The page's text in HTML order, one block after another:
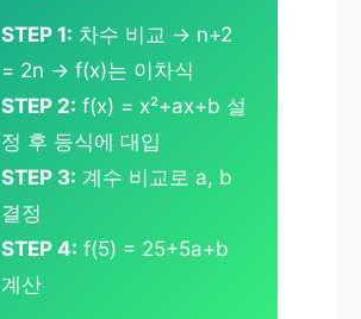
STEP 1: 차수 비교 → n+2
= 2n → f(x)는 이차식
STEP 2: f(x) = x²+ax+b 설
정 후 등식에 대입
STEP 3: 계수 비교로 a, b
결정
STEP 4: f(5) = 25+5a+b
계산